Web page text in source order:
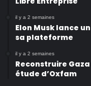
il y a 2 semaines
Elon Musk lance
sa plateforme
il y a 2 semaines
Reconstruire
étude d’Oxfam